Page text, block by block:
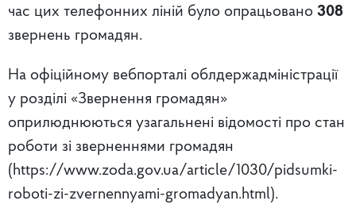
час цих телефонних ліній було опрацьовано 308
звернень громадян.
На офіційному вебпорталі облдержадміністрації
у розділі «Звернення громадян»
оприлюднюються узагальнені відомості про стан
роботи зі зверненнями громадян
(https://www.zoda.gov.ua/article/1030/pidsumki-
roboti-zi-zvernennyami-gromadyan.html).